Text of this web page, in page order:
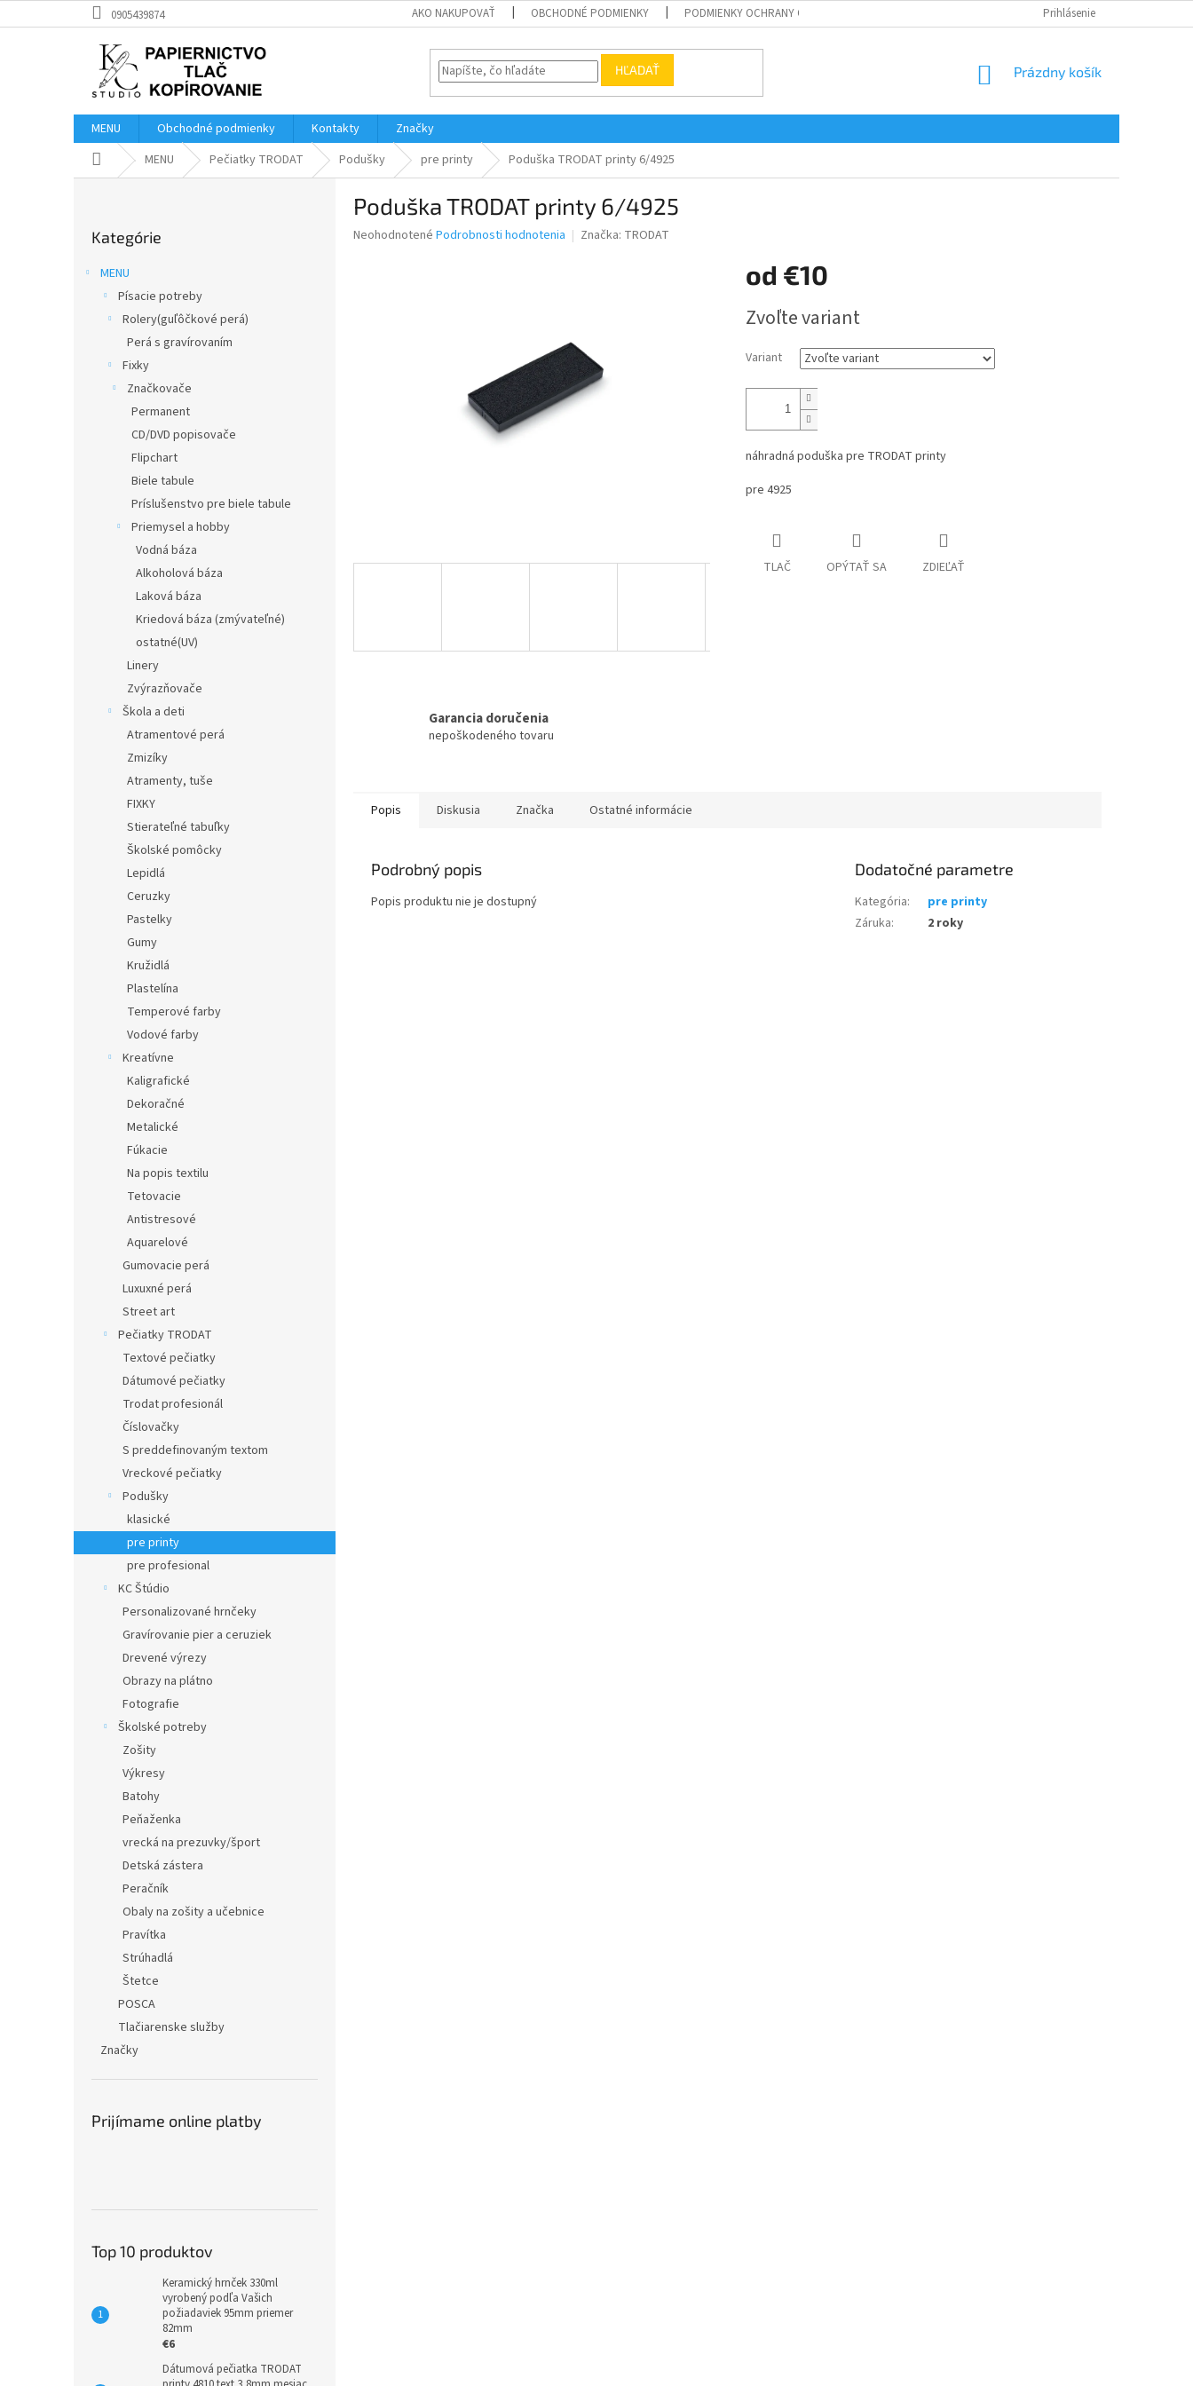
na
0905439874 AKO NAKUPOVAŤ OBCHODNÉ PODMIENKY PODMIENKY OCHRANY OSOBNÝCH ÚDAJOV Prihlásenie
HĽADAŤ
NÁKUPNÝ
Prázdny košík
MENU Obchodné podmienky Kontakty
Značky
DomovMENU Pečiatky TRODAT Podušky pre printy Poduška TRODAT printy 6/4925
kategórie
Kategórie
MENU
Písacie potreby
Rolery(guľôčkové perá)
Perá s gravírovaním
Fixky
Značkovače
Permanent
CD/DVD popisovače
Flipchart
Biele tabule
Príslušenstvo pre biele tabule
Priemysel a hobby
Vodná báza
Alkoholová báza
Laková báza
Kriedová báza (zmývateľné)
ostatné(UV)
Linery
Zvýrazňovače
Škola a deti
Atramentové perá
Zmizíky
Atramenty, tuše
FIXKY
Stierateľné tabuľky
Školské pomôcky
Lepidlá
Ceruzky
Pastelky
Gumy
Kružidlá
Plastelína
Temperové farby
Vodové farby
Kreatívne
Kaligrafické
Dekoračné
Metalické
Fúkacie
Na popis textilu
Tetovacie
Antistresové
Aquarelové
Gumovacie perá
Luxuxné perá
Street art
Pečiatky TRODAT
Textové pečiatky
Dátumové pečiatky
Trodat profesionál
Číslovačky
S preddefinovaným textom
Vreckové pečiatky
Podušky
klasické
pre printy
pre profesional
KC Štúdio
Personalizované hrnčeky
Gravírovanie pier a ceruziek
Drevené výrezy
Obrazy na plátno
Fotografie
Školské potreby
Zošity
Výkresy
Batohy
Peňaženka
vrecká na prezuvky/šport
Detská zástera
Peračník
Obaly na zošity a učebnice
Pravítka
Strúhadlá
Štetce
POSCA
Tlačiarenske služby
Značky
Prijímame online platby
Top 10 produktov
Keramický hrnček 330ml
vyrobený podľa Vašich
požiadaviek 95mm priemer
82mm
€6
Dátumová pečiatka TRODAT
Poduška TRODAT printy 6/4925
Priemerné
Neohodnotené Podrobnosti hodnotenia Značka: TRODAT
od €10
cena:
Zvoľte variant
Variant
náhradná poduška pre TRODAT printy
pre 4925
TLAČ OPÝTAŤ SA ZDIEĽAŤ
Garancia doručenia
nepoškodeného tovaru
Popis Diskusia Značka Ostatné informácie
Podrobný popis
Popis produktu nie je dostupný
Dodatočné parametre
Kategória:
pre printy
Záruka: 2 roky